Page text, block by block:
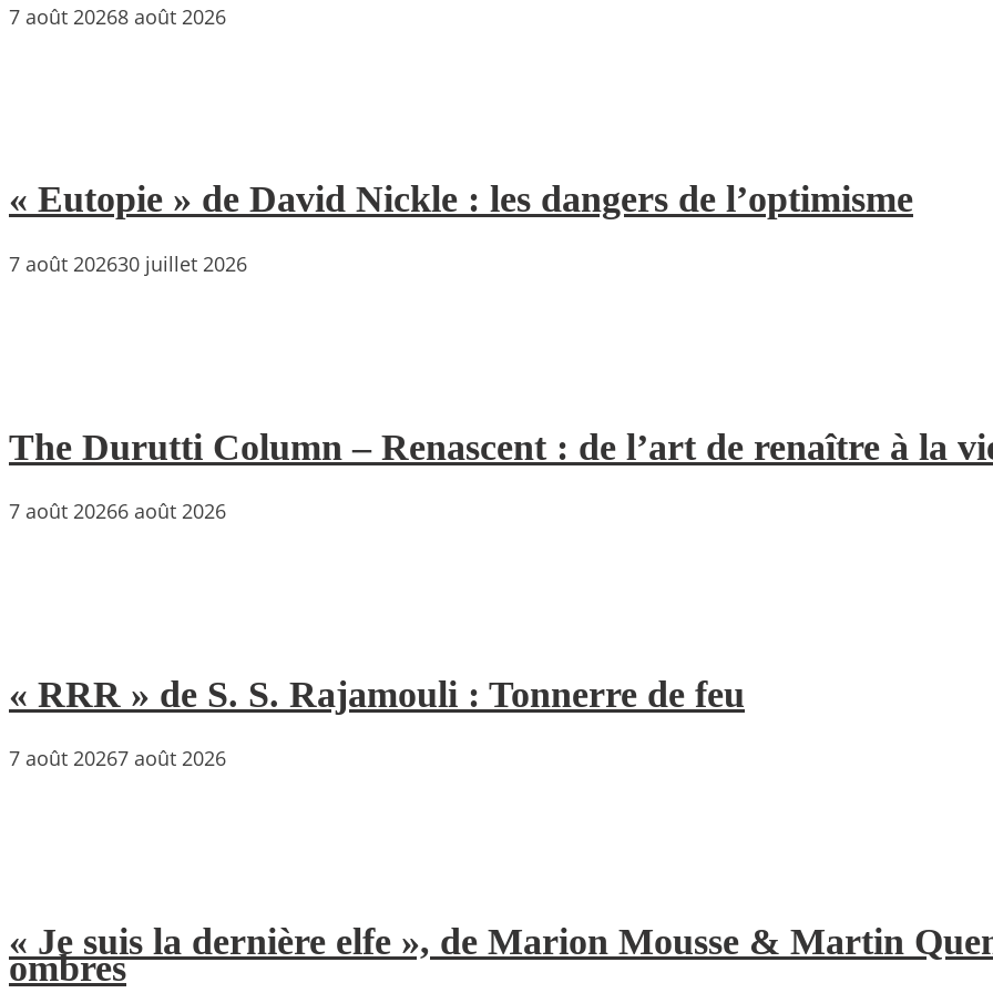
7 août 20268 août 2026
« Eutopie » de David Nickle : les dangers de l’optimisme
7 août 202630 juillet 2026
The Durutti Column – Renascent : de l’art de renaître à la
7 août 20266 août 2026
« RRR » de S. S. Rajamouli : Tonnerre de feu
7 août 20267 août 2026
« Je suis la dernière elfe », de Marion Mousse & Martin
ombres